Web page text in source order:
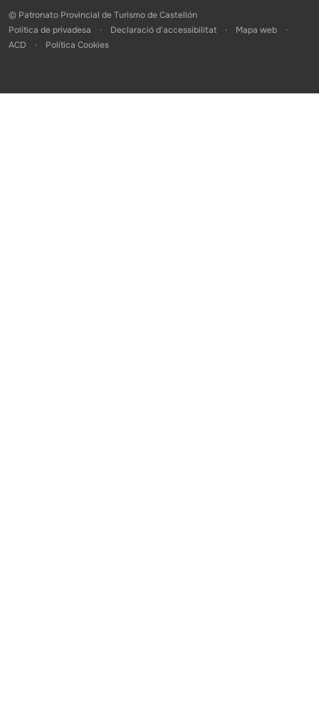
© Patronato Provincial de Turismo de Castellón
Política de privadesa
Declaració d'accessibilitat
Mapa web
ACD
Política Cookies